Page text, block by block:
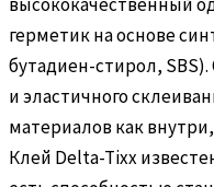
герметик на основе
бутадиен-стирол,
и эластичного
материалов как
Клей Delta-Tixx